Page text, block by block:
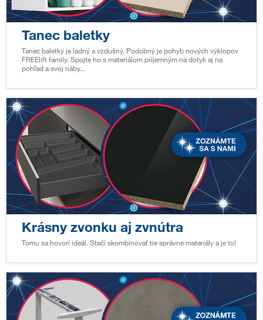
Tanec baletky
Tanec baletky je ladný a vzdušný. Podobný je pohyb nových výklopov
FREElift family. Spojte ho s materiálom príjemným na dotyk aj na
pohľad a svoj náby...
Krásny zvonku aj zvnútra
Tomu sa hovorí ideál. Stačí skombinovať tie správne materiály a je to!